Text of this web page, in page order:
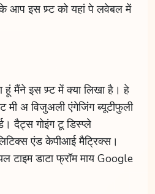
आप इस प्र्प्ट को यहां पे लवेबल में
मैंने इस प्र्प्ट में क्या लिखा है। हे
अ विजुअली एंगेजिंग ब्यूटीफुली
दैट्स गोइंग टू डिस्प्ले
एंड केपीआई मैट्रिक्स।
टाइम डाटा फ्रॉम माय Google